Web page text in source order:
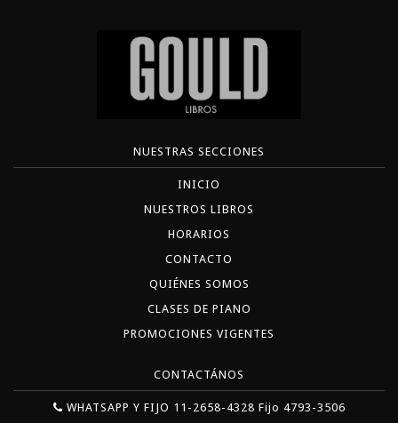
NUESTRAS SECCIONES
INICIO
NUESTROS LIBROS
HORARIOS
CONTACTO
QUIÉNES SOMOS
CLASES DE PIANO
PROMOCIONES VIGENTES
CONTACTÁNOS
WHATSAPP Y FIJO 11-2658-4328 Fijo 4793-3506